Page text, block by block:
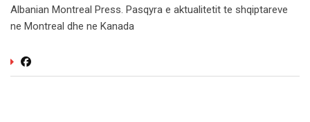
Albanian Montreal Press. Pasqyra e aktualitetit te shqiptareve
ne Montreal dhe ne Kanada